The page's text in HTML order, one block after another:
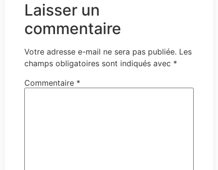
Laisser un
commentaire
Votre adresse e-mail ne sera pas publiée. Les
champs obligatoires sont indiqués avec *
Commentaire *